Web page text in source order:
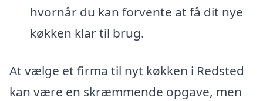
hvornår du kan forvente at få dit nye
køkken klar til brug.
At vælge et firma til nyt køkken i Redsted
kan være en skræmmende opgave, men